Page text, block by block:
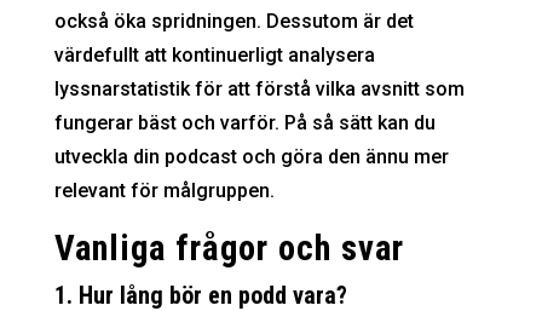
också öka spridningen. Dessutom är det
värdefullt att kontinuerligt analysera
lyssnarstatistik för att förstå vilka avsnitt som
fungerar bäst och varför. På så sätt kan du
utveckla din podcast och göra den ännu mer
relevant för målgruppen.
Vanliga frågor och svar
1. Hur lång bör en podd vara?